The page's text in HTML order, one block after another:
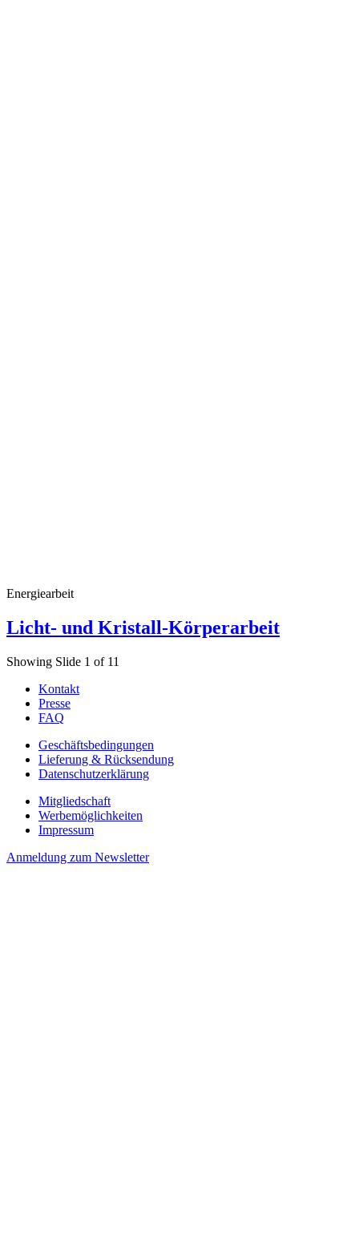
Energiearbeit
Licht- und Kristall-Körperarbeit
Showing Slide 1 of 11
Kontakt
Presse
FAQ
Geschäftsbedingungen
Lieferung & Rücksendung
Datenschutzerklärung
Mitgliedschaft
Werbemöglichkeiten
Impressum
Anmeldung zum Newsletter